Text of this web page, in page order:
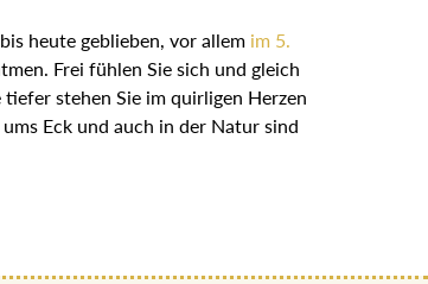
heute geblieben, vor allem im 5.
Frei fühlen Sie sich und gleich
stehen Sie im quirligen Herzen
Eck und auch in der Natur sind